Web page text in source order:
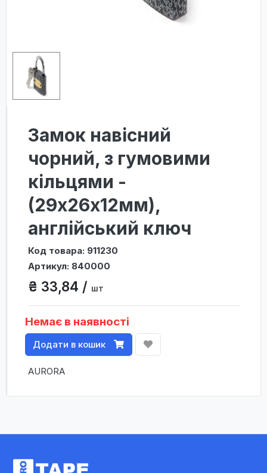
Замок навісний
чорний, з гумовими
кільцями -
(29x26x12мм),
англійський ключ
Код товара: 911230
Артикул: 840000
₴ 33,84 / шт
Немає в наявності
Додати в кошик
AURORA